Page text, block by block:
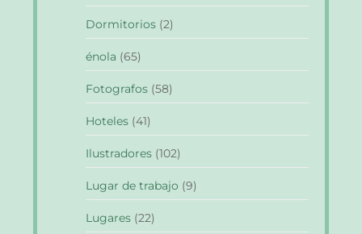
Dormitorios (2)
énola (65)
Fotografos (58)
Hoteles (41)
Ilustradores (102)
Lugar de trabajo (9)
Lugares (22)